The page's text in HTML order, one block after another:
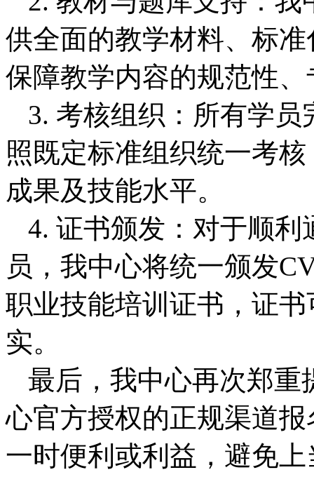
供全面的教学材料、标
保障教学内容的规范性
3. 考核组织：所有学
照既定标准组织统一考
成果及技能水平。
4. 证书颁发：对于顺
员，我中心将统一颁发
职业技能培训证书，证
实。
最后，我中心再次郑重
心官方授权的正规渠道
一时便利或利益，避免